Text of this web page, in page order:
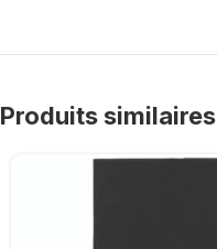
Produits similaires